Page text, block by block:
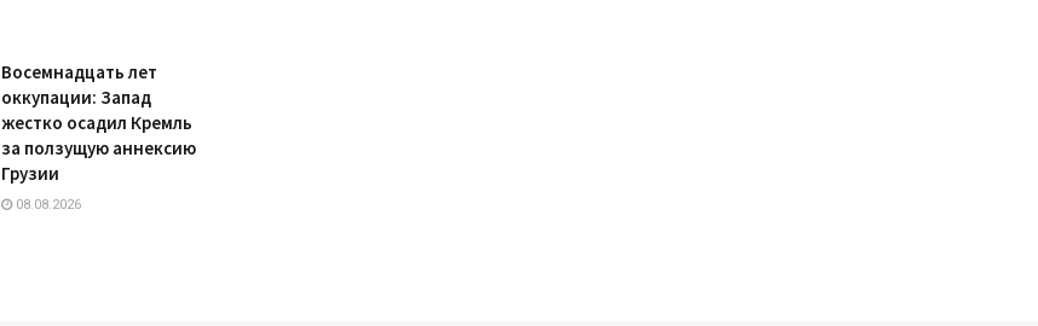
Восемнадцать лет
оккупации: Запад
жестко осадил Кремль
за ползущую аннексию
Грузии
08.08.2026